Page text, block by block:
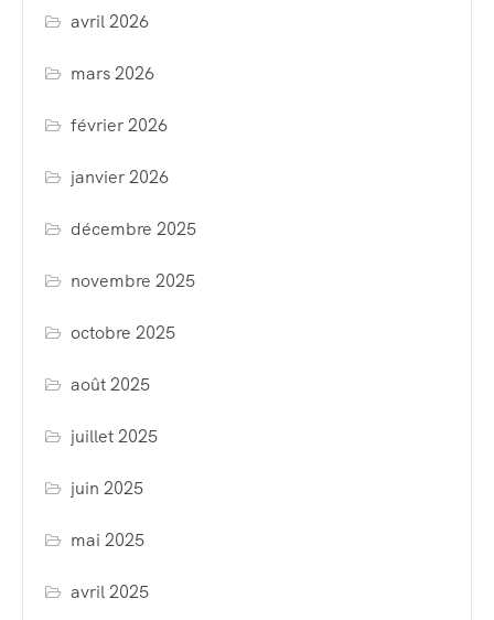
avril 2026
mars 2026
février 2026
janvier 2026
décembre 2025
novembre 2025
octobre 2025
août 2025
juillet 2025
juin 2025
mai 2025
avril 2025